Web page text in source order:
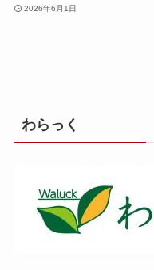
2026年6月1日
わらっく